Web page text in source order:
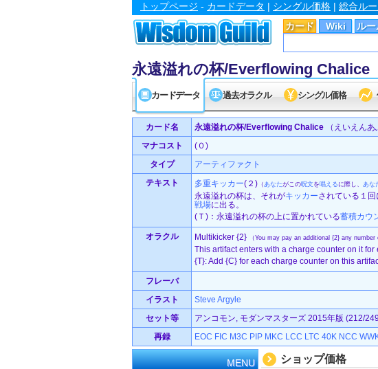
カード Wiki ルー
トップページ - カードデータ | シングル価格 | 総合ル
永遠溢れの杯/Everflowing Chalice
カードデータ 過去オラクル シングル価格
カード名 永遠溢れの杯/Everflowing Chalice （えいえんあ
マナコスト
(０)
タイプ
アーティファクト
テキスト
多重キッカー(２) （あなたがこの呪文を唱えるに際し、 あな
永遠溢れの杯は、それがキッカーされている１回
戦場に出る。
(Ｔ)：永遠溢れの杯の上に置かれている蓄積カウ
オラクル Multikicker {2} （You may pay an additional {2} any
This artifact enters with a charge counter on it
{T}: Add {C} for each charge counter on this
フレーバ
イラスト
Steve Argyle
セット等
アンコモン, モダンマスターズ 2015年版 (212/
再録
EOC FIC M3C PIP MKC LCC LTC 40K NCC
MENU
ショップ価格